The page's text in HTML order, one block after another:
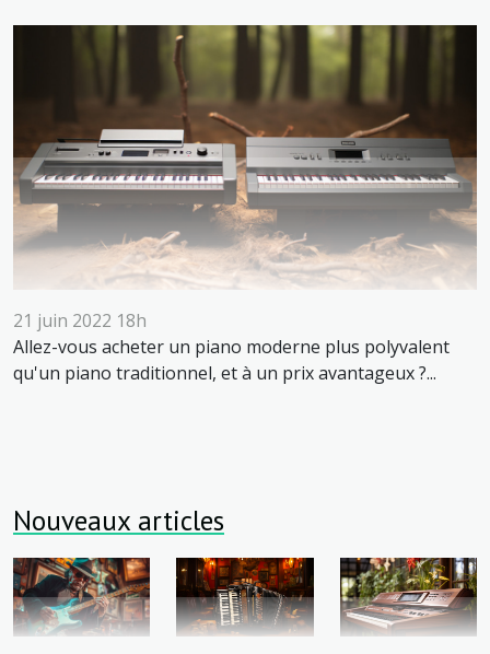
21 juin 2022 18h
Allez-vous acheter un piano moderne plus polyvalent
qu'un piano traditionnel, et à un prix avantageux ?...
Nouveaux articles